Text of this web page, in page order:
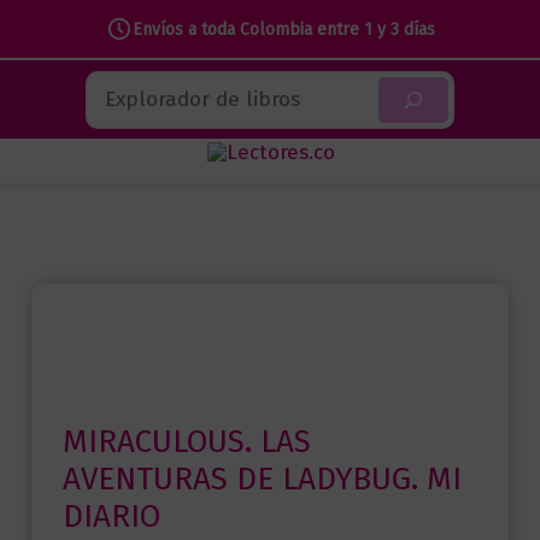
Envíos a toda Colombia entre 1 y 3 días
contenido
Buscar
MIRACULOUS. LAS
AVENTURAS DE LADYBUG. MI
DIARIO